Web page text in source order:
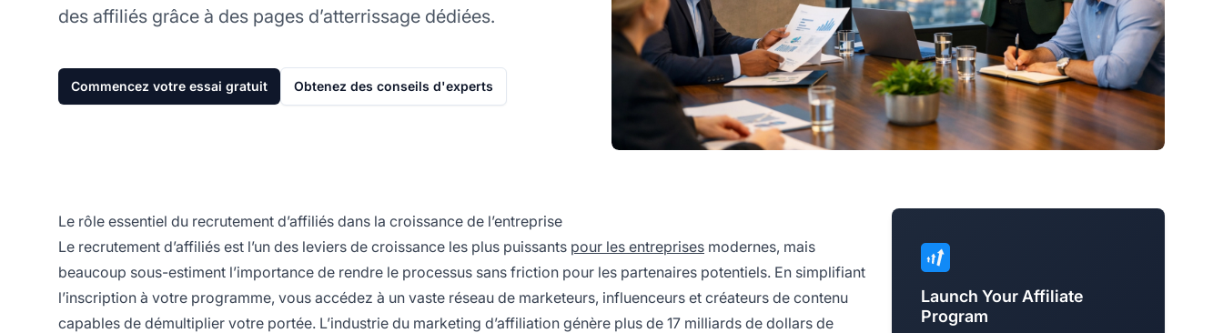
des affiliés grâce à des pages d’atterrissage dédiées.
Commencez votre essai gratuit Obtenez des conseils d'experts
Le rôle essentiel du recrutement d’affiliés dans la croissance de l’entreprise
Le recrutement d’affiliés est l’un des leviers de croissance les plus puissants pour les entreprises modernes, mais
beaucoup sous-estiment l’importance de rendre le processus sans friction pour les partenaires potentiels. En simplifiant
l’inscription à votre programme, vous accédez à un vaste réseau de marketeurs, influenceurs et créateurs de contenu
capables de démultiplier votre portée. L’industrie du marketing d’affiliation génère plus de 17 milliards de dollars de
Launch Your Affiliate
Program